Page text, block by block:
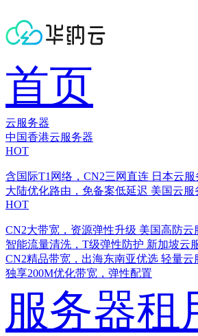
首页
云服务器
中国香港云服务器
HOT
含国际T1网络，CN2三网直连 日本云服
大陆优化路由，免备案低延迟 美国云服
HOT
CN2大带宽，资源弹性升级 美国高防云
智能流量清洗，T级弹性防护 新加坡云
CN2精品带宽，出海东南亚优选 轻量云
独享200M优化带宽，弹性配置
服务器租